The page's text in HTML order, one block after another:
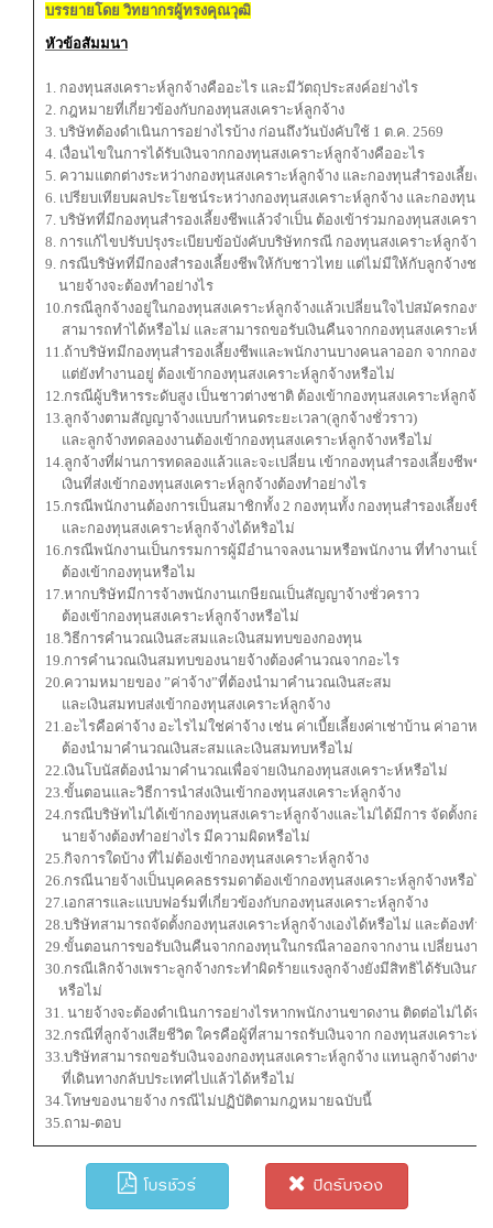
บรรยายโดย วิทยากรผู้ทรงคุณวุฒิ
หัวข้อสัมมนา
1. กองทุนสงเคราะห์ลูกจ้างคืออะไร และมีวัตถุประสงค์อย่างไร
2. กฎหมายที่เกี่ยวข้องกับกองทุนสงเคราะห์ลูกจ้าง
3. บริษัทต้องดำเนินการอย่างไรบ้าง ก่อนถึงวันบังคับใช้ 1 ต.ค. 2569
4. เงื่อนไขในการได้รับเงินจากกองทุนสงเคราะห์ลูกจ้างคืออะไร
5. ความแตกต่างระหว่างกองทุนสงเคราะห์ลูกจ้าง และกองทุนสำรองเลี้ยง
6. เปรียบเทียบผลประโยชน์ระหว่างกองทุนสงเคราะห์ลูกจ้าง และกองทุนส
7. บริษัทที่มีกองทุนสำรองเลี้ยงชีพแล้วจำเป็น ต้องเข้าร่วมกองทุนสงเคราะ
8. การแก้ไขปรับปรุงระเบียบข้อบังคับบริษัทกรณี กองทุนสงเคราะห์ลูกจ้าง
9. กรณีบริษัทที่มีกองสำรองเลี้ยงชีพให้กับชาวไทย แต่ไม่มีให้กับลูกจ้างชา
นายจ้างจะต้องทำอย่างไร
10.กรณีลูกจ้างอยู่ในกองทุนสงเคราะห์ลูกจ้างแล้วเปลี่ยนใจไปสมัครกองทุ
สามารถทำได้หรือไม่ และสามารถขอรับเงินคืนจากกองทุนสงเคราะห์ลู
11.ถ้าบริษัทมีกองทุนสำรองเลี้ยงชีพและพนักงานบางคนลาออก จากกองทุ
แต่ยังทำงานอยู่ ต้องเข้ากองทุนสงเคราะห์ลูกจ้างหรือไม่
12.กรณีผู้บริหารระดับสูง เป็นชาวต่างชาติ ต้องเข้ากองทุนสงเคราะห์ลูกจ้า
13.ลูกจ้างตามสัญญาจ้างแบบกำหนดระยะเวลา(ลูกจ้างชั่วราว)
และลูกจ้างทดลองงานต้องเข้ากองทุนสงเคราะห์ลูกจ้างหรือไม่
14.ลูกจ้างที่ผ่านการทดลองแล้วและจะเปลี่ยน เข้ากองทุนสำรองเลี้ยงชีพข
เงินที่ส่งเข้ากองทุนสงเคราะห์ลูกจ้างต้องทำอย่างไร
15.กรณีพนักงานต้องการเป็นสมาชิกทั้ง 2 กองทุนทั้ง กองทุนสำรองเลี้ยงชีพ
และกองทุนสงเคราะห์ลูกจ้างได้หริอไม่
16.กรณีพนักงานเป็นกรรมการผู้มีอำนาจลงนามหรือพนักงาน ที่ทำงานเป็น
ต้องเข้ากองทุนหรือไม
17.หากบริษัทมีการจ้างพนักงานเกษียณเป็นสัญญาจ้างชั่วคราว
ต้องเข้ากองทุนสงเคราะห์ลูกจ้างหรือไม่
18.วิธีการคำนวณเงินสะสมและเงินสมทบของกองทุน
19.การคำนวณเงินสมทบของนายจ้างต้องคำนวณจากอะไร
20.ความหมายของ ”ค่าจ้าง”ที่ต้องนำมาคำนวณเงินสะสม
และเงินสมทบส่งเข้ากองทุนสงเคราะห์ลูกจ้าง
21.อะไรคือค่าจ้าง อะไรไม่ใช่ค่าจ้าง เช่น ค่าเบี้ยเลี้ยงค่าเช่าบ้าน ค่าอาหา
ต้องนำมาคำนวณเงินสะสมและเงินสมทบหรือไม่
22.เงินโบนัสต้องนำมาคำนวณเพื่อจ่ายเงินกองทุนสงเคราะห์หรือไม่
23.ขั้นตอนและวิธีการนำส่งเงินเข้ากองทุนสงเคราะห์ลูกจ้าง
24.กรณีบริษัทไม่ได้เข้ากองทุนสงเคราะห์ลูกจ้างและไม่ได้มีการ จัดตั้งกอ
นายจ้างต้องทำอย่างไร มีความผิดหรือไม่
25.กิจการใดบ้าง ที่ไม่ต้องเข้ากองทุนสงเคราะห์ลูกจ้าง
26.กรณีนายจ้างเป็นบุคคลธรรมดาต้องเข้ากองทุนสงเคราะห์ลูกจ้างหรือไม่
27.เอกสารและแบบฟอร์มที่เกี่ยวข้องกับกองทุนสงเคราะห์ลูกจ้าง
28.บริษัทสามารถจัดตั้งกองทุนสงเคราะห์ลูกจ้างเองได้หรือไม่ และต้องทำอ
29.ขั้นตอนการขอรับเงินคืนจากกองทุนในกรณีลาออกจากงาน เปลี่ยนงาน
30.กรณีเลิกจ้างเพราะลูกจ้างกระทำผิดร้ายแรงลูกจ้างยังมีสิทธิได้รับเงินก
หรือไม่
31. นายจ้างจะต้องดำเนินการอย่างไรหากพนักงานขาดงาน ติดต่อไม่ได้
32.กรณีที่ลูกจ้างเสียชีวิต ใครคือผู้ที่สามารถรับเงินจาก กองทุนสงเคราะห์ลู
33.บริษัทสามารถขอรับเงินจองกองทุนสงเคราะห์ลูกจ้าง แทนลูกจ้างต่างช
ที่เดินทางกลับประเทศไปแล้วได้หรือไม่
34.โทษของนายจ้าง กรณีไม่ปฏิบัติตามกฎหมายฉบับนี้
35.ถาม-ตอบ
โบรชัวร์ ปิดรับจอง